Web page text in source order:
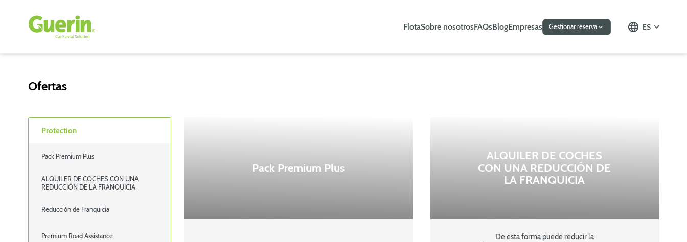
FlotaSobre nosotrosFAQsBlogEmpresas Gestionar reserva ES
Ofertas
Protection
Pack Premium Plus
ALQUILER DE COCHES CON UNA
REDUCCIÓN DE LA FRANQUICIA
Reducción de Franquicia
Premium Road Assistance
Pack Premium Plus
ALQUILER DE COCHES
CON UNA REDUCCIÓN DE
LA FRANQUICIA
De esta forma puede reducir la